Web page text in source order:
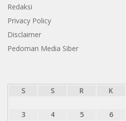
Redaksi
Privacy Policy
Disclaimer
Pedoman Media Siber
S
S R K
3
4 5 6